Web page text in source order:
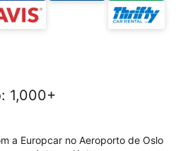
: 1,000+
a Europcar no Aeroporto de Oslo